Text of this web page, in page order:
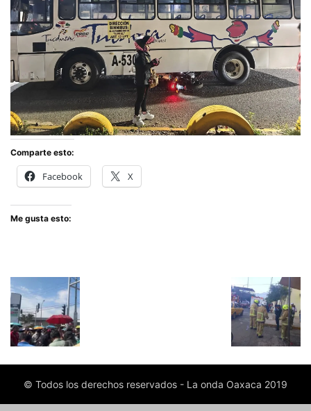
Comparte esto:
Facebook X
Me gusta esto:
© Todos los derechos reservados - La onda Oaxaca 2019